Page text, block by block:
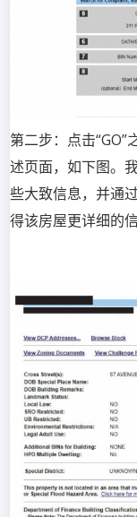
第二步：点击
述页面，如下图。
些大致信息，并通
得该房屋更详细的信